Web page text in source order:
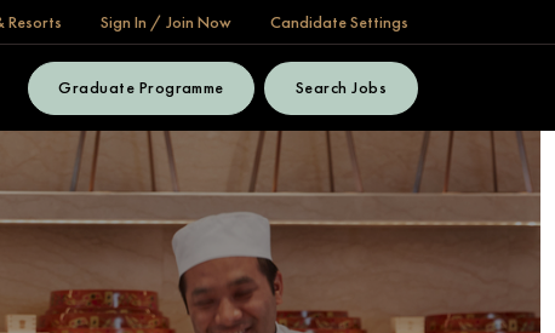
Resorts Sign In / Join Now Candidate Settings
Graduate Programme Search Jobs